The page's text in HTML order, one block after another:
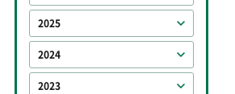
2025
2024
2023